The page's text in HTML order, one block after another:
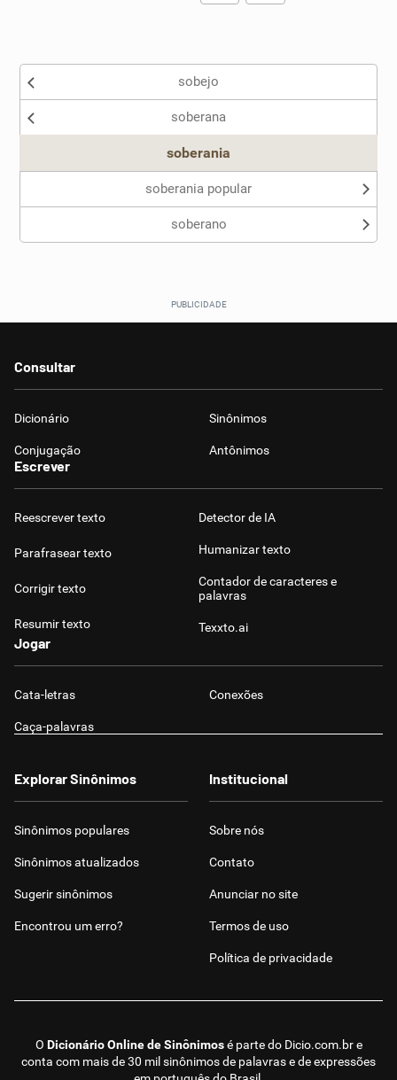
Nenhum dos sinônimos apresentados me ajudou
sobejo
soberana
soberania
soberania popular
soberano
Consultar
Dicionário Sinônimos
Conjugação Antônimos
Escrever
Reescrever texto
Parafrasear texto
Corrigir texto
Resumir texto
Detector de IA
Humanizar texto
Contador de caracteres e
palavras
Texxto.ai
Jogar
Cata-letras Conexões
Caça-palavras
O Dicionário Online de Sinônimosé parte do Dicio.com.bre
conta com mais de 30 mil sinônimos de palavras e de expressões
Explorar Sinônimos
Sinônimos populares
Sinônimos atualizados
Sugerir sinônimos
Encontrou um erro?
Institucional
Sobre nós
Contato
Anunciar no site
Termos de uso
Política de privacidade